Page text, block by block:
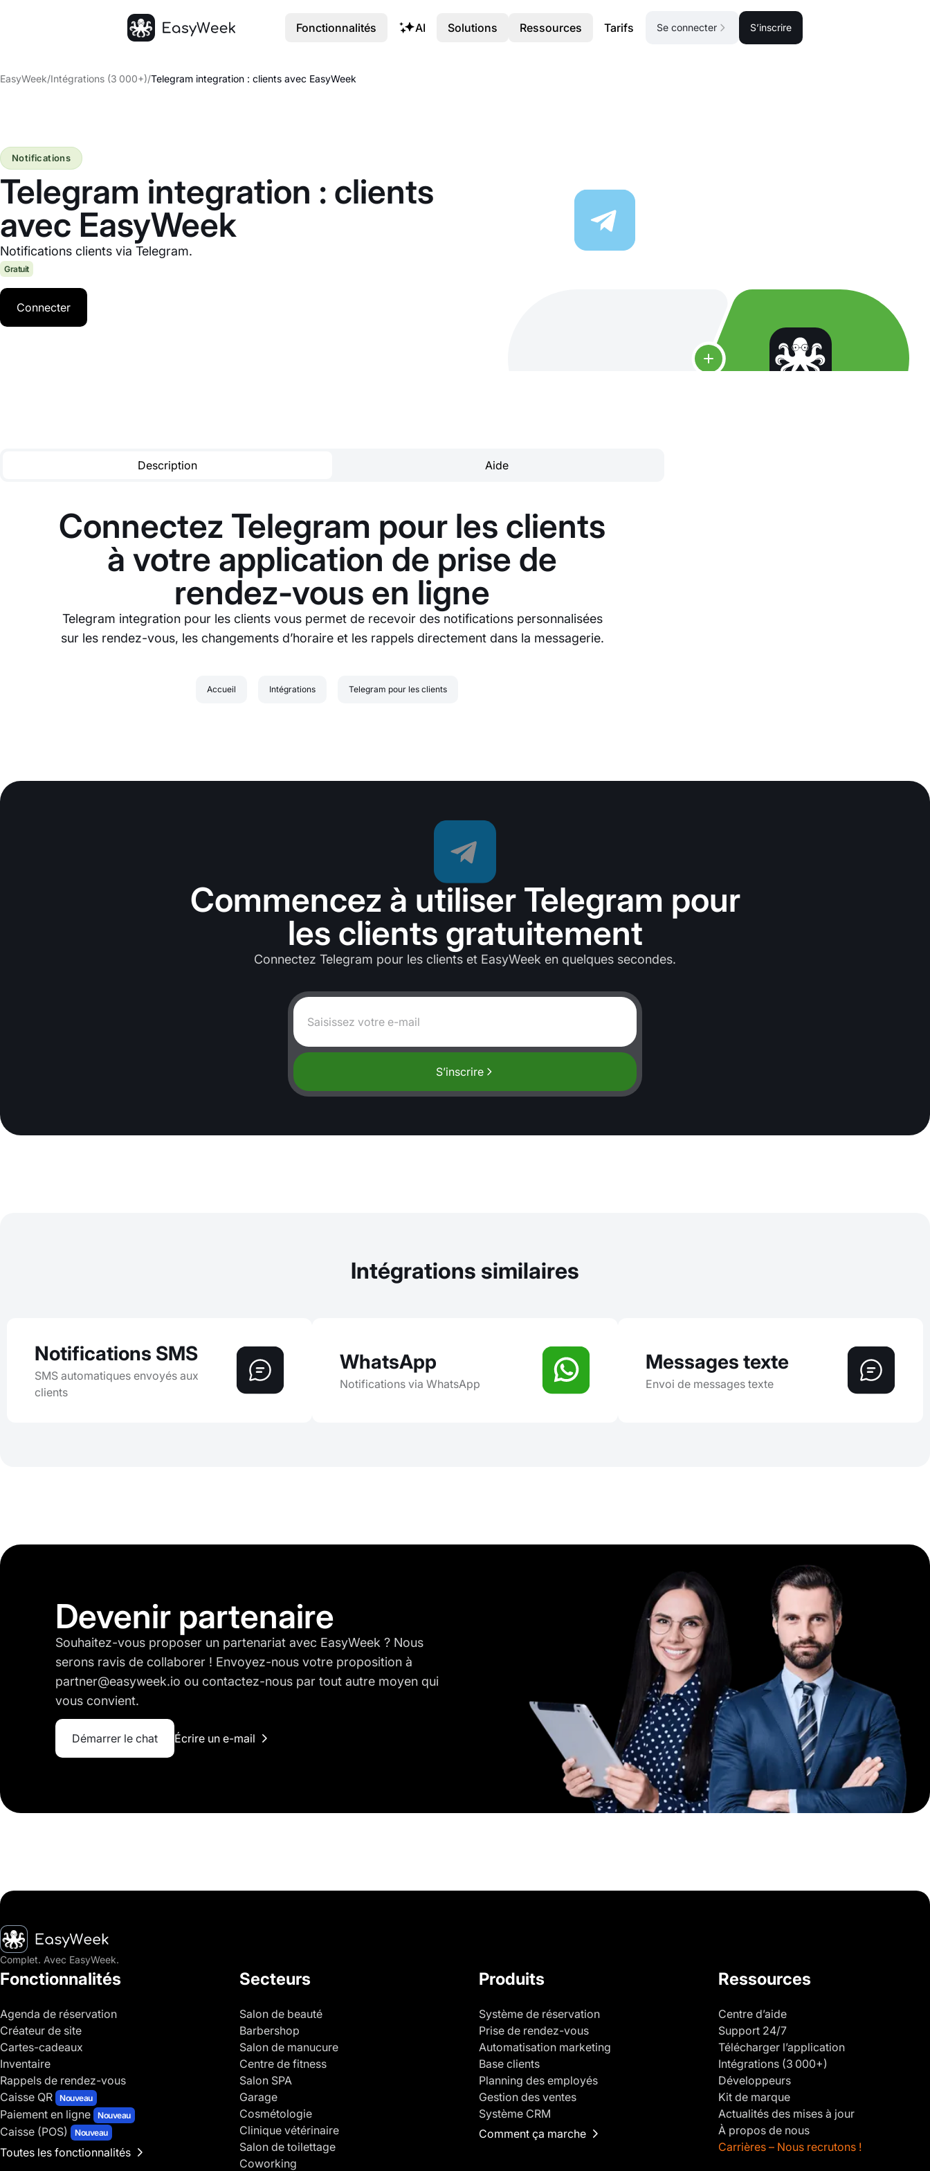
EasyWeek/Intégrations (3 000+)/Telegram integration : clients avec EasyWeek
Telegram integration : clients
avec EasyWeek
Notifications clients via Telegram.
Notifications
Gratuit
Connecter
Description Aide
Connectez Telegram pour les clients
à votre application de prise de
rendez-vous en ligne
Telegram integration pour les clients vous permet de recevoir des notifications personnalisées
sur les rendez-vous, les changements d’horaire et les rappels directement dans la messagerie.
Accueil Intégrations Telegram pour les clients
Commencez à utiliser Telegram pour
les clients gratuitement
Connectez Telegram pour les clients et EasyWeek en quelques secondes.
S’inscrire
Intégrations similaires
Notifications SMS
SMS automatiques envoyés aux
clients
WhatsApp
Notifications via WhatsApp
Messages texte
Envoi de messages texte
Devenir partenaire
Souhaitez-vous proposer un partenariat avec EasyWeek ? Nous
serons ravis de collaborer ! Envoyez-nous votre proposition à
partner@easyweek.io ou contactez-nous par tout autre moyen qui
vous convient.
Démarrer le chat Écrire un e-mail
Fonctionnalités AI Solutions Ressources Tarifs Se connecter S’inscrire
Accueil
Complet. Avec EasyWeek.
Fonctionnalités
Agenda de réservation
Créateur de site
Cartes-cadeaux
Inventaire
Rappels de rendez-vous
Caisse QR
Nouveau
Paiement en ligne Nouveau
Caisse (POS) Nouveau
Toutes les fonctionnalités
Secteurs
Salon de beauté
Barbershop
Salon de manucure
Centre de fitness
Salon SPA
Garage
Cosmétologie
Clinique vétérinaire
Salon de toilettage
Coworking
Produits
Système de réservation
Prise de rendez-vous
Automatisation marketing
Base clients
Planning des employés
Gestion des ventes
Système CRM
Comment ça marche
Ressources
Centre d’aide
Support 24/7
Télécharger l’application
Intégrations (3 000+)
Développeurs
Kit de marque
Actualités des mises à jour
À propos de nous
Carrières – Nous recrutons !